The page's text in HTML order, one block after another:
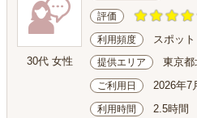
30代 女性
評価
利用頻度 スポット
提供エリア 東京都
ご利用日 2026年7
利用時間 2.5時間